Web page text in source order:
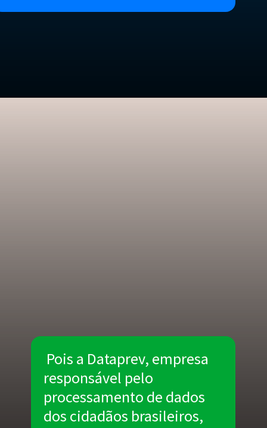
Pois a Dataprev, empresa
responsável pelo
processamento de dados
dos cidadãos brasileiros,